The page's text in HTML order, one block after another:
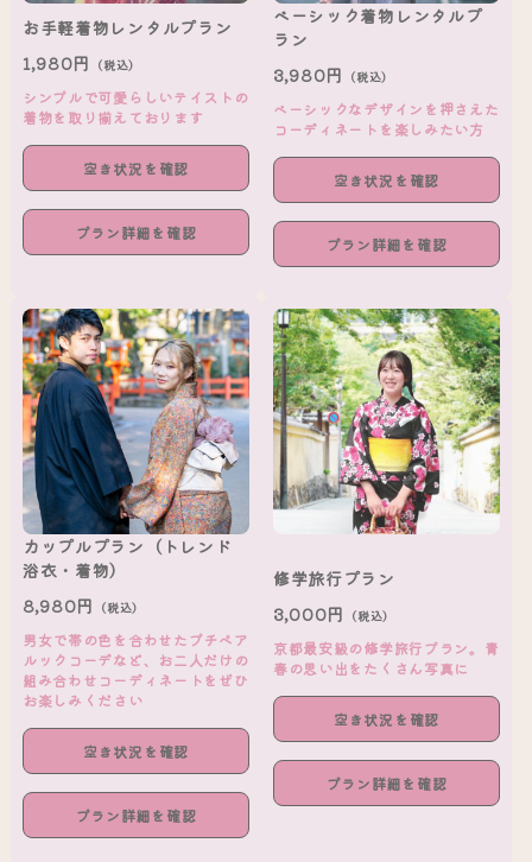
お手軽着物レンタルプラン
1,980円 （税込）
シンプルで可愛らしいテイストの
着物を取り揃えております
空き状況を確認
プラン詳細を確認
ベーシック着物レンタルプ
ラン
3,980円 （税込）
ベーシックなデザインを押さえた
コーディネートを楽しみたい方
空き状況を確認
プラン詳細を確認
カップルプラン（トレンド
浴衣・着物）
8,980円 （税込）
男女で帯の色を合わせたプチペア
ルックコーデなど、お二人だけの
組み合わせコーディネートをぜひ
お楽しみください
空き状況を確認
プラン詳細を確認
修学旅行プラン
3,000円 （税込）
京都最安級の修学旅行プラン。青
春の思い出をたくさん写真に
空き状況を確認
プラン詳細を確認